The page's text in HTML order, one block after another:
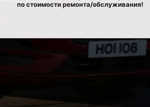
по стоимости ремонта/обслуживания!